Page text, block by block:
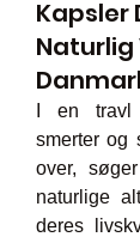
Kapsler
I en travl
smerter og
over,
naturlige
deres